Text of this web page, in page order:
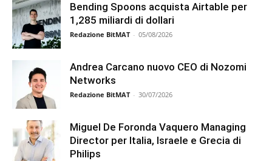
Bending Spoons acquista Airtable per
1,285 miliardi di dollari
Redazione BitMAT - 05/08/2026
Andrea Carcano nuovo CEO di Nozomi
Networks
Redazione BitMAT - 30/07/2026
Miguel De Foronda Vaquero Managing
Director per Italia, Israele e Grecia di
Philips